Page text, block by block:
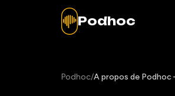
Podhoc
Podhoc/A propos de